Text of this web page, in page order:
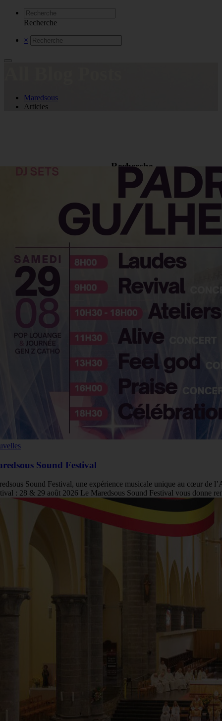
Recherche
×
Maredsous
Articles
Sound Festival
Sound Festival, une expérience musicale unique au cœur de
: 28 & 29 août 2026 Le Maredsous Sound Festival vous donne
Recherche
Evenement
Non classifié(e)
Nouvelles